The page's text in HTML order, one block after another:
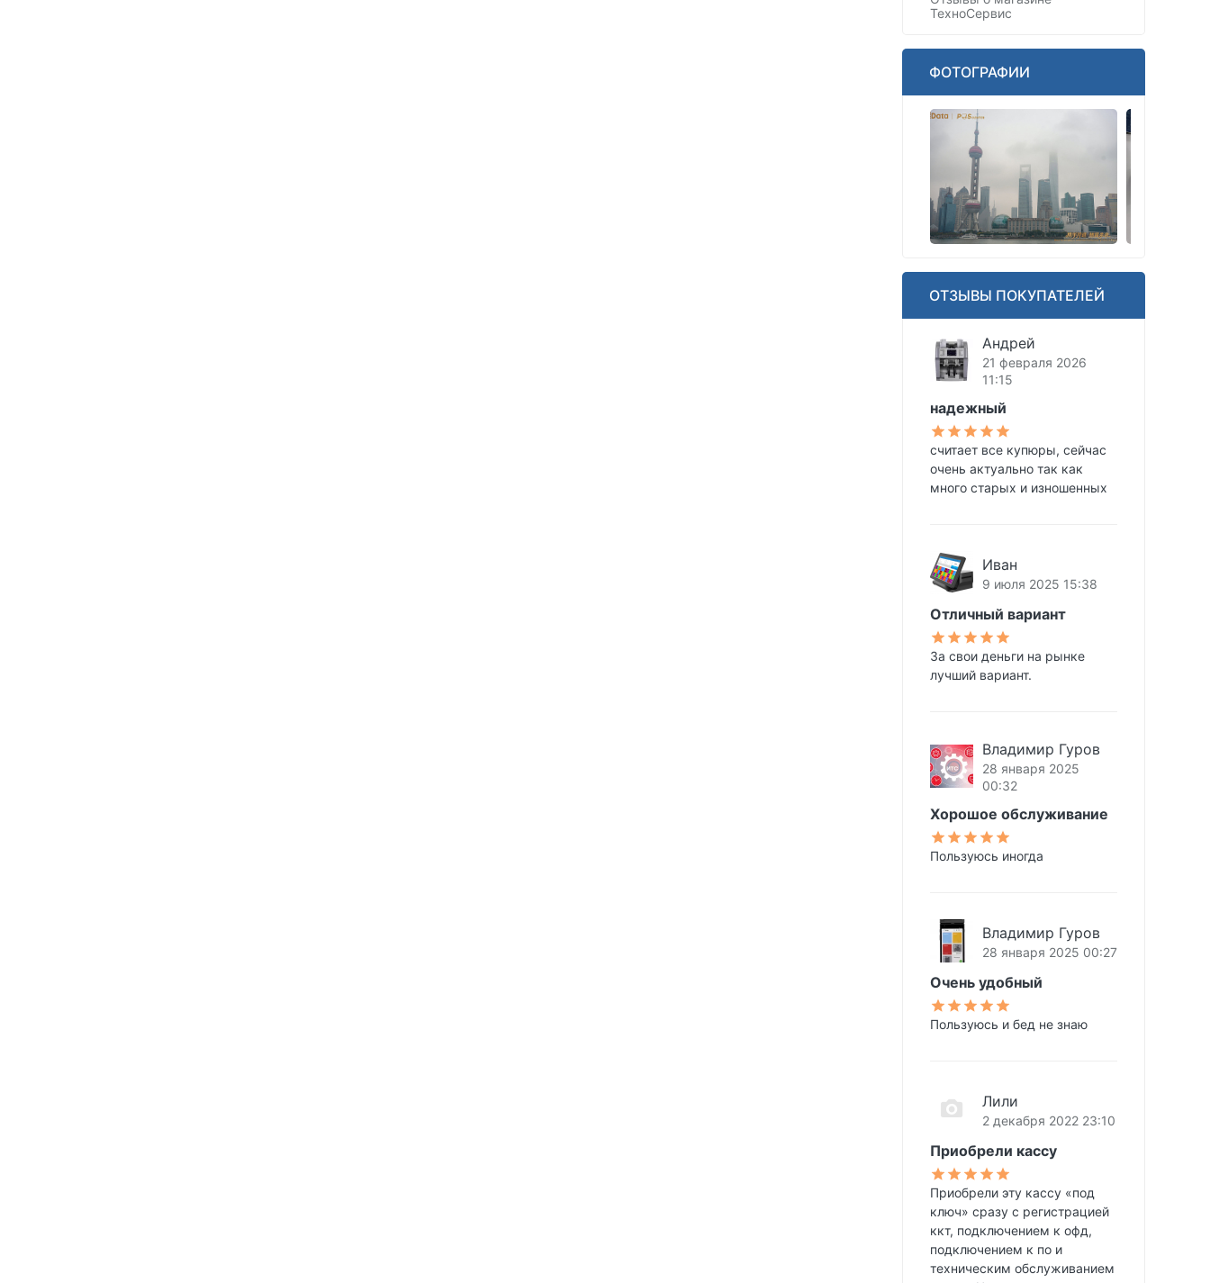
ТехноСервис
ФОТОГРАФИИ
ОТЗЫВЫ ПОКУПАТЕЛЕЙ
Андрей
21 февраля 2026
11:15
надежный
считает все купюры, сейчас
очень актуально так как
много старых и изношенных
Иван
9 июля 2025 15:38
Отличный вариант
За свои деньги на рынке
лучший вариант.
Владимир Гуров
28 января 2025
00:32
Хорошое обслуживание
Пользуюсь иногда
Владимир Гуров
28 января 2025 00:27
Очень удобный
Пользуюсь и бед не знаю
Лили
2 декабря 2022 23:10
Приобрели кассу
Приобрели эту кассу «под
ключ» сразу с регистрацией
ккт, подключением к офд,
подключением к по и
техническим обслуживанием